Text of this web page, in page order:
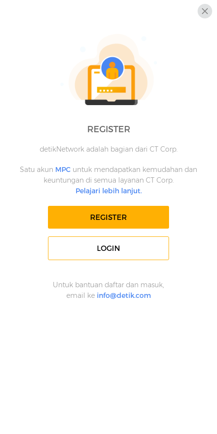
REGISTER
detikNetwork adalah bagian dari CT Corp.
Satu akun MPC untuk mendapatkan kemudahan dan
keuntungan di semua layanan CT Corp.
Pelajari lebih lanjut.
REGISTER
LOGIN
Untuk bantuan daftar dan masuk,
email ke info@detik.com